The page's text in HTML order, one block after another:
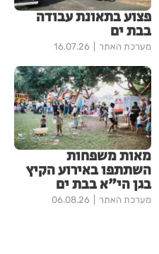
פצוע בתאונת עבודה
בבת ים
מערכת האתר 16.07.26
מאות משפחות
השתתפו באירוע הקיץ
בגן הי"א בבת ים
מערכת האתר 06.08.26